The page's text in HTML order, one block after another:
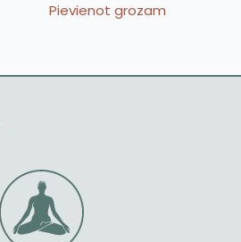
Pievienot grozam